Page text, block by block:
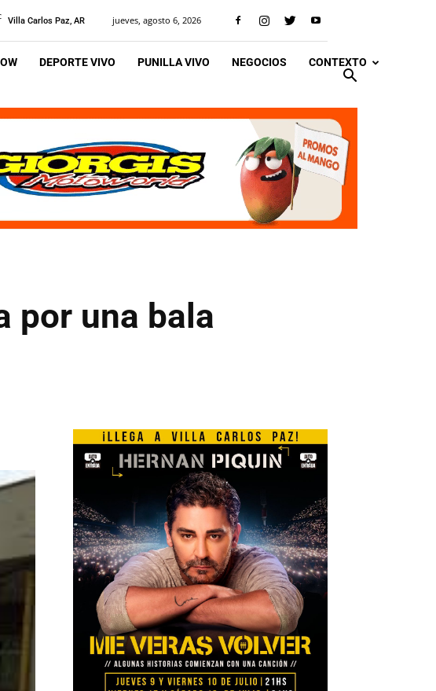
Villa Carlos Paz, AR jueves, agosto 6, 2026
DEPORTE VIVO PUNILLA VIVO NEGOCIOS CONTEXTO
por una bala